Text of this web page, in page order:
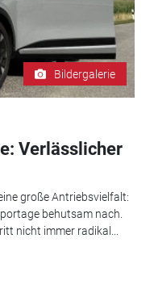
Bildergalerie
Verlässlicher
große Antriebsvielfalt:
behutsam nach.
nicht immer radikal...